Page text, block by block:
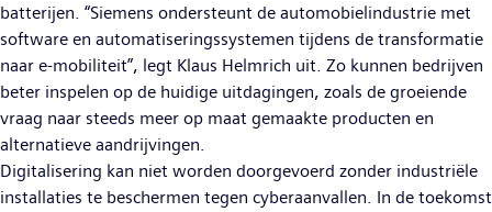
batterijen. “Siemens ondersteunt de automobielindustrie met
software en automatiseringssystemen tijdens de transformatie
naar e-mobiliteit”, legt Klaus Helmrich uit. Zo kunnen bedrijven
beter inspelen op de huidige uitdagingen, zoals de groeiende
vraag naar steeds meer op maat gemaakte producten en
alternatieve aandrijvingen.
Digitalisering kan niet worden doorgevoerd zonder industriële
installaties te beschermen tegen cyberaanvallen. In de toekomst